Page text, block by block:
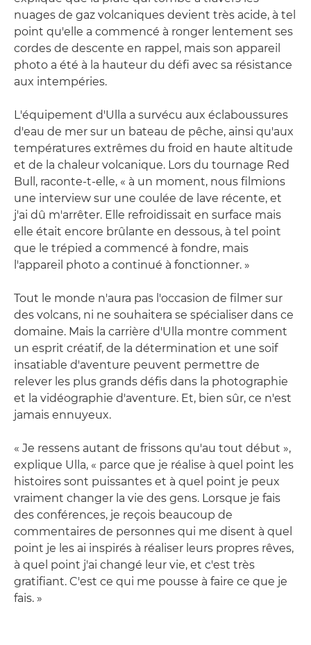
nuages de gaz volcaniques devient très acide, à tel
point qu'elle a commencé à ronger lentement ses
cordes de descente en rappel, mais son appareil
photo a été à la hauteur du défi avec sa résistance
aux intempéries.
L'équipement d'Ulla a survécu aux éclaboussures
d'eau de mer sur un bateau de pêche, ainsi qu'aux
températures extrêmes du froid en haute altitude
et de la chaleur volcanique. Lors du tournage Red
Bull, raconte-t-elle, « à un moment, nous filmions
une interview sur une coulée de lave récente, et
j'ai dû m'arrêter. Elle refroidissait en surface mais
elle était encore brûlante en dessous, à tel point
que le trépied a commencé à fondre, mais
l'appareil photo a continué à fonctionner. »
Tout le monde n'aura pas l'occasion de filmer sur
des volcans, ni ne souhaitera se spécialiser dans ce
domaine. Mais la carrière d'Ulla montre comment
un esprit créatif, de la détermination et une soif
insatiable d'aventure peuvent permettre de
relever les plus grands défis dans la photographie
et la vidéographie d'aventure. Et, bien sûr, ce n'est
jamais ennuyeux.
« Je ressens autant de frissons qu'au tout début »,
explique Ulla, « parce que je réalise à quel point les
histoires sont puissantes et à quel point je peux
vraiment changer la vie des gens. Lorsque je fais
des conférences, je reçois beaucoup de
commentaires de personnes qui me disent à quel
point je les ai inspirés à réaliser leurs propres rêves,
à quel point j'ai changé leur vie, et c'est très
gratifiant. C'est ce qui me pousse à faire ce que je
fais. »